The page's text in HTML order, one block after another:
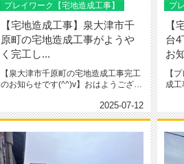
プレイワーク【宅地造成工事】
【宅地造成工事】泉大津市千
原町の宅地造成工事がようや
く完工し...
【泉大津市千原町の宅地造成工事完工
のお知らせです(^^)v】おはようござい
2025-07-12
プ
【
台
お
【
成